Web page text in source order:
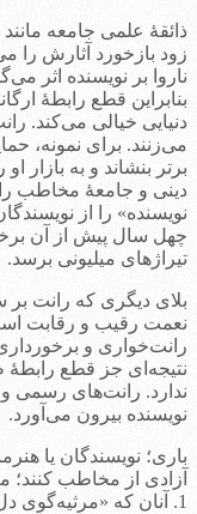
ذائقۀ علمی جامعه
زود بازخورد آثارش را
ناروا بر نویسنده اثر
بنابراین قطع رابطۀ
دنیایی خیالی می‌کند.
می‌زنند. برای نمونه،
برتر بنشاند و به بازار
دینی و جامعۀ مخاطب
نویسنده» را از
چهل سال پیش از آن
تیراژهای میلیونی برسد.
بلای دیگری که رانت
نعمت رقیب و رقابت
رانت‌خواری و
نتیجه‌ای جز قطع رابطۀ
ندارد. رانت‌های رسمی
نویسنده بیرون می‌آورد.
باری؛ نویسندگان یا
آزادی از مخاطب
1. آنان که «مرثیه‌گوی